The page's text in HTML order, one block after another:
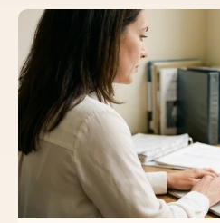
de traitement, selon Forrester 2026).
outils pertinents pour les PME
dans ce paysage en mouvement.